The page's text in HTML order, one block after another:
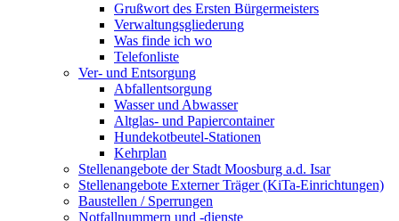
Grußwort des Ersten Bürgermeisters
Verwaltungsgliederung
Was finde ich wo
Telefonliste
Ver- und Entsorgung
Abfallentsorgung
Wasser und Abwasser
Altglas- und Papiercontainer
Hundekotbeutel-Stationen
Kehrplan
Stellenangebote der Stadt Moosburg a.d. Isar
Stellenangebote Externer Träger (KiTa-Einrichtungen)
Baustellen / Sperrungen
Notfallnummern und -dienste